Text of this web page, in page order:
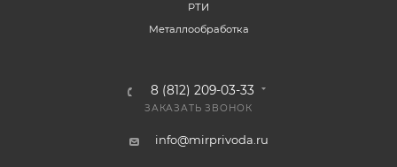
РТИ
Металлообработка
8 (812) 209-03-33
ЗАКАЗАТЬ ЗВОНОК
info@mirprivoda.ru